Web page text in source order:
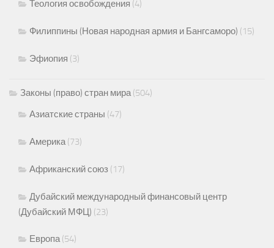
Теология освобождения (4)
Филиппины (Новая народная армия и Бангсаморо) (15)
Эфиопия (3)
Законы (право) стран мира(504)
Азиатские страны (47)
Америка(73)
Африканский союз (17)
Дубайский международный финансовый центр
(Дубайский МФЦ) (23)
Европа(54)